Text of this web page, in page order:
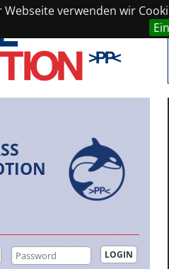
verwenden wir